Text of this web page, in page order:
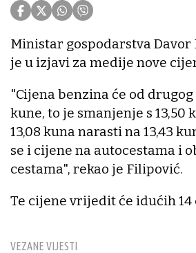
VEZANE VIJESTI
Ministar gospodarstva
je u izjavi za medije nove
"Cijena benzina će od
kune, to je smanjenje s 13,50
13,08 kuna narasti na 13,43
se i cijene na autocestama i
cestama", rekao je Filipović.
Te cijene vrijedit će idućih 14